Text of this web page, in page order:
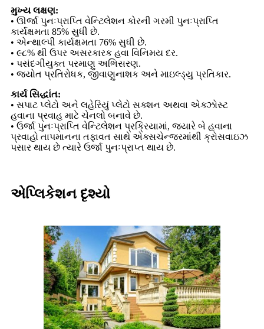
મુખ્ય લક્ષણ:
• ઊર્જા પુનઃપ્રાપ્તિ વેન્ટિલેશન કોરની ગરમી પુનઃપ્રાપ્તિ
કાર્યક્ષમતા 85% સુધી છે.
• એન્થાલ્પી કાર્યક્ષમતા 76% સુધી છે.
• ૯૮% થી ઉપર અસરકારક હવા વિનિમય દર.
• પસંદગીયુક્ત પરમાણુ અભિસરણ.
• જ્યોત પ્રતિરોધક, જીવાણુનાશક અને માઇલ્ડ્યુ પ્રતિકાર.
કાર્ય સિદ્ધાંત:
• સપાટ પ્લેટો અને લહેરિયું પ્લેટો સક્શન અથવા એક્ઝોસ્ટ
હવાના પ્રવાહ માટે ચેનલો બનાવે છે.
• ઉર્જા પુનઃપ્રાપ્તિ વેન્ટિલેશન પ્રક્રિયામાં, જ્યારે બે હવાના
પ્રવાહો તાપમાનના તફાવત સાથે એક્સચેન્જરમાંથી ક્રોસવાઇઝ
પસાર થાય છે ત્યારે ઉર્જા પુનઃપ્રાપ્ત થાય છે.
એપ્લિકેશન દૃશ્યો